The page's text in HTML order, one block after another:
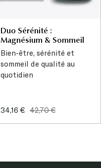
Duo Sérénité :
Magnésium & Sommeil
Bien-être, sérénité et
sommeil de qualité au
quotidien
Prix
34,16 € Prix
42,70 €